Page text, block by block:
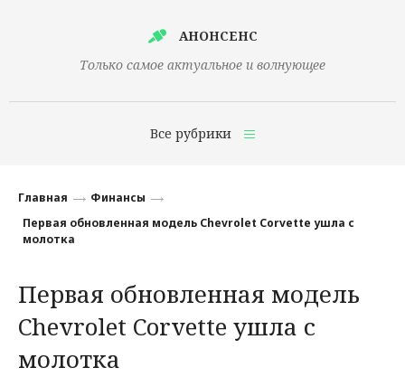
АНОНСЕНС
Только самое актуальное и волнующее
Все рубрики
Финансы
Наука
Культура
Общество
Главная
Финансы
Первая обновленная модель Chevrolet Corvette ушла с
молотка
Первая обновленная модель
Chevrolet Corvette ушла с
молотка